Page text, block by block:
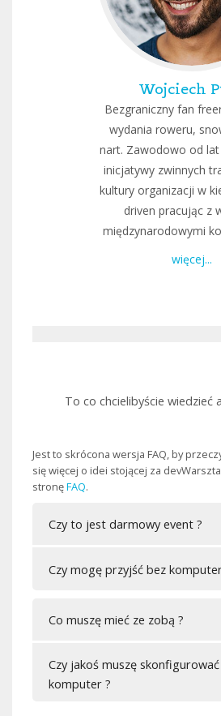
Wojciech
Bezgraniczny fan
wydania roweru,
nart. Zawodowo od
inicjatywy zwinnych
kultury organizacji w
driven pracując z
międzynarodowymi
więcej...
To co chcielibyście wiedzieć
Jest to skrócona wersja FAQ, by
się więcej o idei stojącej za
stronęFAQ.
Czy to jest darmowy event ?
Czy mogę przyjść bez
Co muszę mieć ze zobą ?
Czy jakoś muszę
komputer ?